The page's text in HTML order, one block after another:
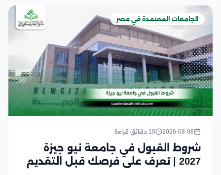
الجامعات المعتمدة في مصر
2026-08-08 10 دقائق قراءة
شروط القبول في جامعة نيو جيزة
2027 | تعرف على فرصك قبل التقديم